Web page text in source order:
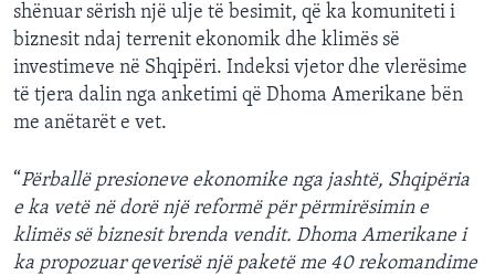
shënuar sërish një ulje të besimit, që ka komuniteti i
biznesit ndaj terrenit ekonomik dhe klimës së
investimeve në Shqipëri. Indeksi vjetor dhe vlerësime
të tjera dalin nga anketimi që Dhoma Amerikane bën
me anëtarët e vet.
“Përballë presioneve ekonomike nga jashtë, Shqipëria
e ka vetë në dorë një reformë për përmirësimin e
klimës së biznesit brenda vendit. Dhoma Amerikane i
ka propozuar qeverisë një paketë me 40 rekomandime